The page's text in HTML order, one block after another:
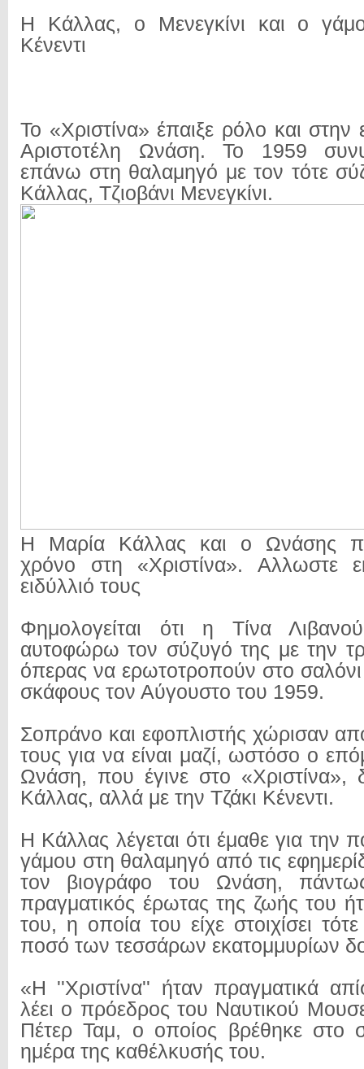
Η Κάλλας, ο Μενεγκίνι και ο
Κένεντι
Το «Χριστίνα» έπαιξε ρόλο και
Αριστοτέλη Ωνάση. Το 1959
επάνω στη θαλαμηγό με τον τότε
Κάλλας, Τζιοβάνι Μενεγκίνι.
Η Μαρία Κάλλας και ο Ωνάσης
χρόνο στη «Χριστίνα». Αλλωστε
ειδύλλιό τους
Φημολογείται ότι η Τίνα
αυτοφώρω τον σύζυγό της με την
όπερας να ερωτοτροπούν στο
σκάφους τον Αύγουστο του 1959.
Σοπράνο και εφοπλιστής χώρισαν
τους για να είναι μαζί, ωστόσο ο
Ωνάση, που έγινε στο «Χριστίνα»,
Κάλλας, αλλά με την Τζάκι Κένεντι.
Η Κάλλας λέγεται ότι έμαθε για την
γάμου στη θαλαμηγό από τις
τον βιογράφο του Ωνάση,
πραγματικός έρωτας της ζωής του
του, η οποία του είχε στοιχίσει
ποσό των τεσσάρων εκατομμυρίων
«Η ''Χριστίνα'' ήταν πραγματικά
λέει ο πρόεδρος του Ναυτικού
Πέτερ Ταμ, ο οποίος βρέθηκε στο
ημέρα της καθέλκυσής του.